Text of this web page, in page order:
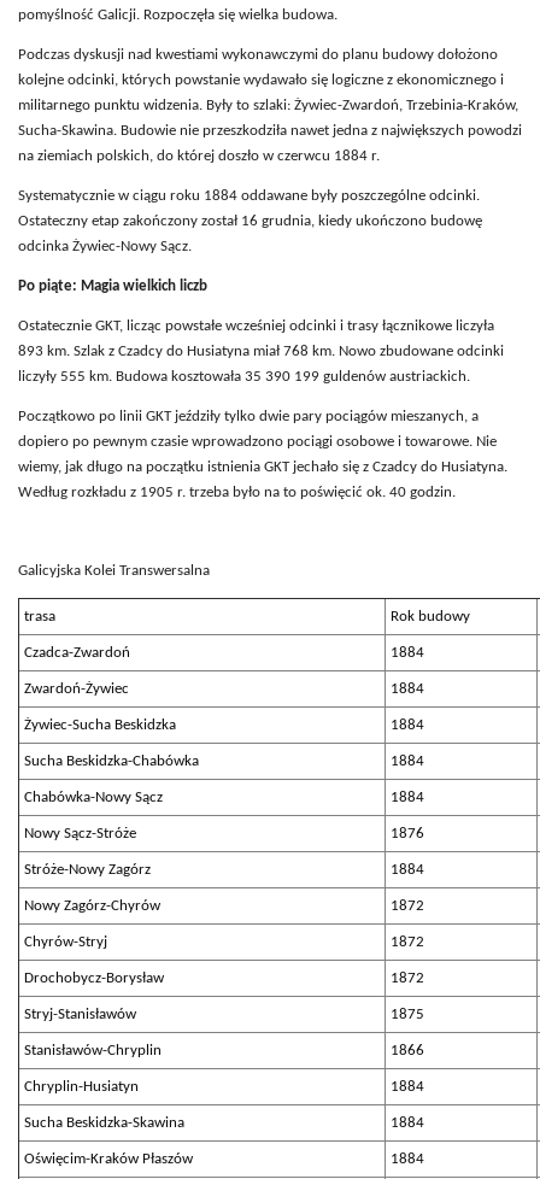
pomyślność Galicji. Rozpoczęła się wielka budowa.
Podczas dyskusji nad kwestiami wykonawczymi do planu budowy dołożono
kolejne odcinki, których powstanie wydawało się logiczne z ekonomicznego i
militarnego punktu widzenia. Były to szlaki: Żywiec-Zwardoń, Trzebinia-Kraków,
Sucha-Skawina. Budowie nie przeszkodziła nawet jedna z największych powodzi
na ziemiach polskich, do której doszło w czerwcu 1884 r.
Systematycznie w ciągu roku 1884 oddawane były poszczególne odcinki.
Ostateczny etap zakończony został 16 grudnia, kiedy ukończono budowę
odcinka Żywiec-Nowy Sącz.
Po piąte: Magia wielkich liczb
Ostatecznie GKT, licząc powstałe wcześniej odcinki i trasy łącznikowe liczyła
893 km. Szlak z Czadcy do Husiatyna miał 768 km. Nowo zbudowane odcinki
liczyły 555 km. Budowa kosztowała 35 390 199 guldenów austriackich.
Początkowo po linii GKT jeździły tylko dwie pary pociągów mieszanych, a
dopiero po pewnym czasie wprowadzono pociągi osobowe i towarowe. Nie
wiemy, jak długo na początku istnienia GKT jechało się z Czadcy do Husiatyna.
Według rozkładu z 1905 r. trzeba było na to poświęcić ok. 40 godzin.
Galicyjska Kolei Transwersalna
trasa Rok budowy
Czadca-Zwardoń 1884
Zwardoń-Żywiec 1884
Żywiec-Sucha Beskidzka 1884
Sucha Beskidzka-Chabówka 1884
Chabówka-Nowy Sącz 1884
Nowy Sącz-Stróże 1876
Stróże-Nowy Zagórz 1884
Nowy Zagórz-Chyrów 1872
Chyrów-Stryj 1872
Drochobycz-Borysław 1872
Stryj-Stanisławów 1875
Stanisławów-Chryplin 1866
Chryplin-Husiatyn 1884
Sucha Beskidzka-Skawina 1884
Oświęcim-Kraków Płaszów 1884